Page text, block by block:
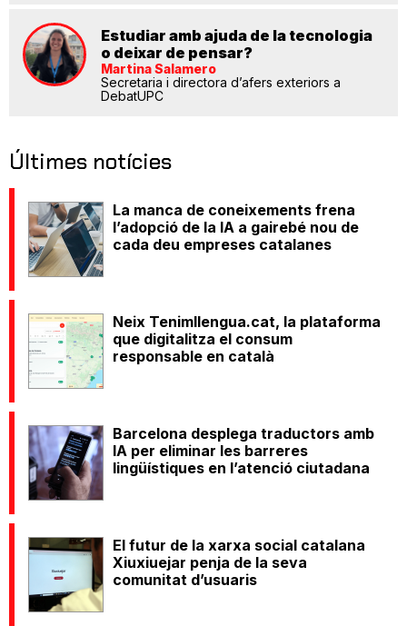
Estudiar amb ajuda de la tecnologia
o deixar de pensar?
Martina Salamero
Secretaria i directora d’afers exteriors a
DebatUPC
Últimes notícies
La manca de coneixements frena
l’adopció de la IA a gairebé nou de
cada deu empreses catalanes
Neix Tenimllengua.cat, la plataforma
que digitalitza el consum
responsable en català
Barcelona desplega traductors amb
IA per eliminar les barreres
lingüístiques en l’atenció ciutadana
El futur de la xarxa social catalana
Xiuxiuejar penja de la seva
comunitat d’usuaris